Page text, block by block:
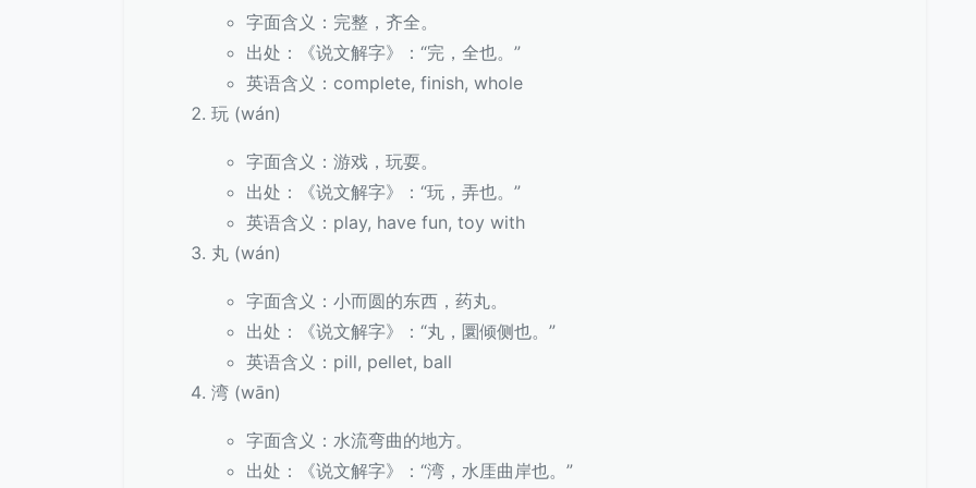
字面含义：完整，齐全。
出处：《说文解字》：“完，全也。”
英语含义：complete, finish, whole
玩 (wán)
字面含义：游戏，玩耍。
出处：《说文解字》：“玩，弄也。”
英语含义：play, have fun, toy with
丸 (wán)
字面含义：小而圆的东西，药丸。
出处：《说文解字》：“丸，圜倾侧也。”
英语含义：pill, pellet, ball
湾 (wān)
字面含义：水流弯曲的地方。
出处：《说文解字》：“湾，水厓曲岸也。”